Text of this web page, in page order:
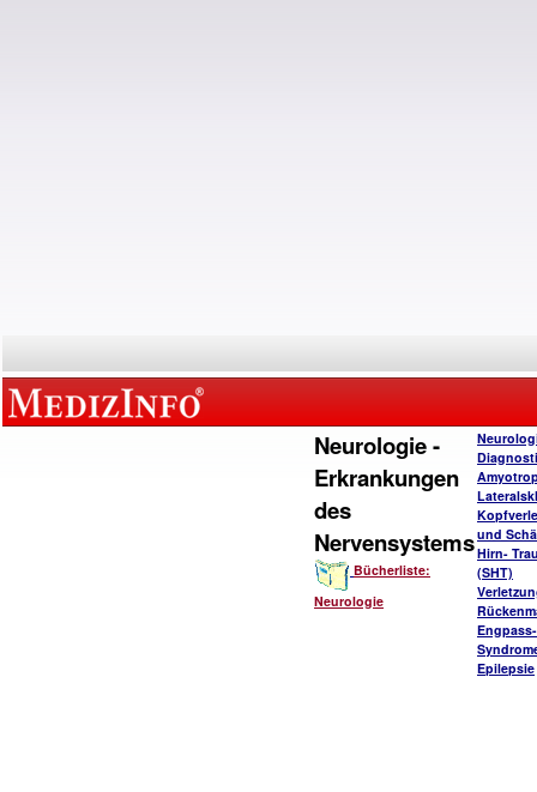
Neurologie -
Erkrankungen
des
Nervensystems
Bücherliste:
Neurologie
und
Hirn-
(SHT)
Engpass-
Epilepsie